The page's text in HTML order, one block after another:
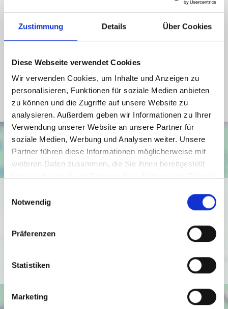
Zustimmung Details Über Cookies
Diese Webseite verwendet Cookies
Wir verwenden Cookies, um Inhalte und Anzeigen zu
personalisieren, Funktionen für soziale Medien anbieten
zu können und die Zugriffe auf unsere Website zu
analysieren. Außerdem geben wir Informationen zu Ihrer
Verwendung unserer Website an unsere Partner für
soziale Medien, Werbung und Analysen weiter. Unsere
Partner führen diese Informationen möglicherweise mit
weiteren Daten zusammen, die Sie ihnen bereitgestellt
Notwendig
Präferenzen
Statistiken
Marketing
Befeuerung
Gas
Ich bin damit einverstanden, dass mir Karten von Google
(https://policies.google.com/privacy